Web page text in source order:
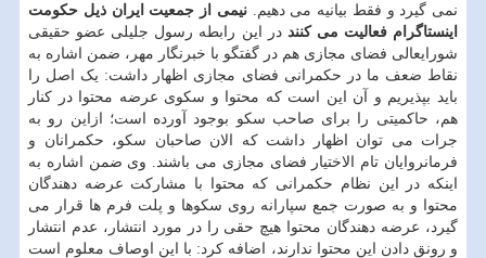
نمی گیرد و فقط بیانیه می دهیم.نیمی از جمعیت ایران ذیل حکومت
اینستاگرام فعالیت می کنند در این رابطه رسول جلیلی عضو حقیقی
شورایعالی فضای مجازی هم در گفتگو با خبرنگار مهر، ضمن اشاره به
نقاط ضعف ما در حکمرانی فضای مجازی اظهار داشت: یک اصل را
باید بپذیریم و آن این است که محتوا و سکوی عرضه محتوا در کنار
هم، حاکمیتی را برای صاحب سکو بوجود آورده است؛ ازاین رو به
جرات می توان اظهار داشت که الان صاحبان سکو، حکمرانان و
فرمانروایان تام الاختیار فضای مجازی می باشند. وی ضمن اشاره به
اینکه در این نظام حکمرانی که محتوا با مشارکت عرضه دهندگان
محتوا و به صورت جمع سپارانه روی سکوها و پلت فرم ها قرار می
گیرد، عرضه دهندگان محتوا هیچ حقی را در مورد انتشار، عدم انتشار
و رونق دادن این محتوا ندارند، اضافه کرد: با این اوصاف معلوم است